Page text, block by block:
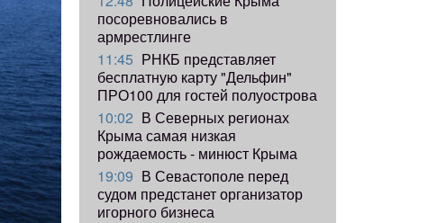
посоревновались в
армрестлинге
11:45 РНКБ представляет
бесплатную карту "Дельфин"
ПРО100 для гостей полуострова
10:02 В Северных регионах
Крыма самая низкая
рождаемость - минюст Крыма
19:09 В Севастополе перед
судом предстанет организатор
игорного бизнеса